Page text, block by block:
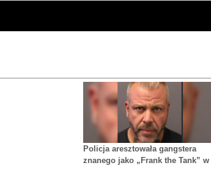
Policja aresztowała gangstera
znanego jako „Frank the Tank” w